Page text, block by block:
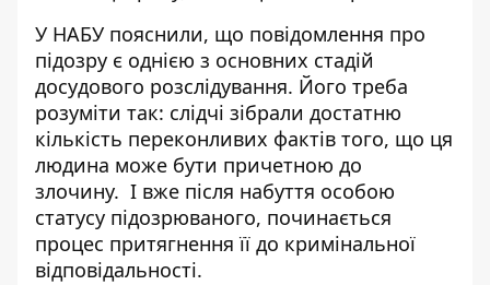
У НАБУ пояснили, що повідомлення про
підозру є однією з основних стадій
досудового розслідування. Його треба
розуміти так: слідчі зібрали достатню
кількість переконливих фактів того, що ця
людина може бути причетною до
злочину. І вже після набуття особою
статусу підозрюваного, починається
процес притягнення її до кримінальної
відповідальності.